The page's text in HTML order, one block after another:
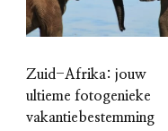
Zuid-Afrika: jouw
ultieme fotogenieke
vakantiebestemming